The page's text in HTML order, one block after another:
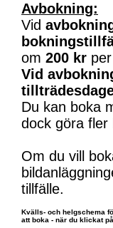
Avbokning:
Vid
om 200 kr
Vid
Du kan boka
dock göra fler
Om du vill
tillfälle.
Kvälls- och helgschema
att boka - när du klickat